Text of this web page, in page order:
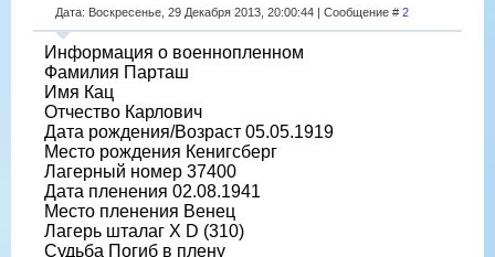
Дата: Воскресенье, 29 Декабря 2013, 20:00:44 | Сообщение # 2
Информация о военнопленном
Фамилия Парташ
Имя Кац
Отчество Карлович
Дата рождения/Возраст 05.05.1919
Место рождения Кенигсберг
Лагерный номер 37400
Дата пленения 02.08.1941
Место пленения Венец
Лагерь шталаг X D (310)
Судьба Погиб в плену